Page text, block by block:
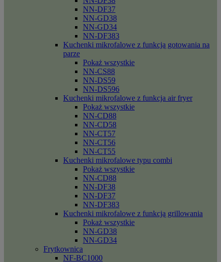
NN-DF37
NN-GD38
NN-GD34
NN-DF383
Kuchenki mikrofalowe z funkcją gotowania na
parze
Pokaż wszystkie
NN-CS88
NN-DS59
NN-DS596
Kuchenki mikrofalowe z funkcja air fryer
Pokaż wszystkie
NN-CD88
NN-CD58
NN-CT57
NN-CT56
NN-CT55
Kuchenki mikrofalowe typu combi
Pokaż wszystkie
NN-CD88
NN-DF38
NN-DF37
NN-DF383
Kuchenki mikrofalowe z funkcją grillowania
Pokaż wszystkie
NN-GD38
NN-GD34
Frytkownica
NF-BC1000